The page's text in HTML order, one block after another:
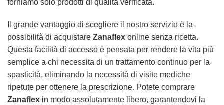
forniamo solo prodotti di qualità verificata.
Il grande vantaggio di scegliere il nostro servizio è la
possibilità di acquistare Zanaflex online senza ricetta.
Questa facilità di accesso è pensata per rendere la vita più
semplice a chi necessita di un trattamento continuo per la
spasticità, eliminando la necessità di visite mediche
ripetute per ottenere la prescrizione. Potete comprare
Zanaflex in modo assolutamente libero, garantendovi la